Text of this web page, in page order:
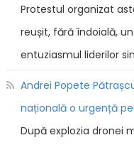
Protestul organizat
reușit, fără îndoială,
entuziasmul liderilor
Andrei Popete
națională o urgență
După explozia dronei